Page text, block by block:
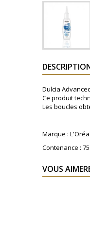
Dulcia
Ce produit
Les boucles
Marque :
Contenance :
VOUS